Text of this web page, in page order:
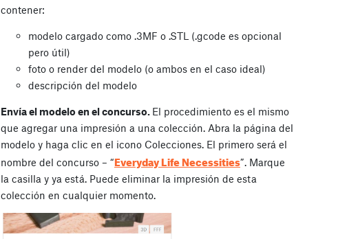
contener:
modelo cargado como .3MF o .STL (.gcode es opcional
pero útil)
foto o render del modelo (o ambos en el caso ideal)
descripción del modelo
Envía el modelo en el concurso. El procedimiento es el mismo
que agregar una impresión a una colección. Abra la página del
modelo y haga clic en el icono Colecciones. El primero será el
nombre del concurso – “Everyday Life Necessities”. Marque
la casilla y ya está. Puede eliminar la impresión de esta
colección en cualquier momento.